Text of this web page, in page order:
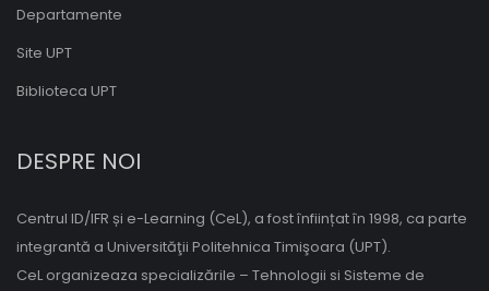
Departamente
Site UPT
Biblioteca UPT
DESPRE NOI
Centrul ID/IFR și e-Learning (CeL), a fost înființat în 1998, ca parte
integrantă a Universităţii Politehnica Timişoara (UPT).
CeL organizeaza specializările – Tehnologii si Sisteme de